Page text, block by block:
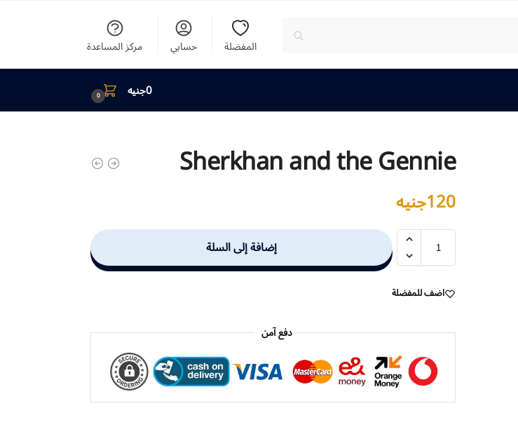
المفضلة حسابي مركز المساعدة
0جنيه 0
Sherkhan and the Gennie
120جنيه
إضافة إلى السلة
اضف للمفضلة
دفع آمن